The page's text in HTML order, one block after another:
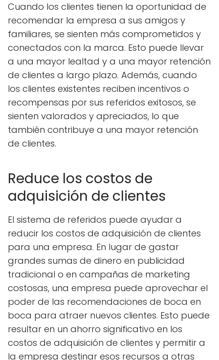
Cuando los clientes tienen la oportunidad de
recomendar la empresa a sus amigos y
familiares, se sienten más comprometidos y
conectados con la marca. Esto puede llevar
a una mayor lealtad y a una mayor retención
de clientes a largo plazo. Además, cuando
los clientes existentes reciben incentivos o
recompensas por sus referidos exitosos, se
sienten valorados y apreciados, lo que
también contribuye a una mayor retención
de clientes.
Reduce los costos de
adquisición de clientes
El sistema de referidos puede ayudar a
reducir los costos de adquisición de clientes
para una empresa. En lugar de gastar
grandes sumas de dinero en publicidad
tradicional o en campañas de marketing
costosas, una empresa puede aprovechar el
poder de las recomendaciones de boca en
boca para atraer nuevos clientes. Esto puede
resultar en un ahorro significativo en los
costos de adquisición de clientes y permitir a
la empresa destinar esos recursos a otras